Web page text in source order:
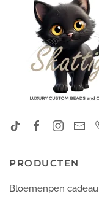
PRODUCTEN
Bloemenpen cadeau